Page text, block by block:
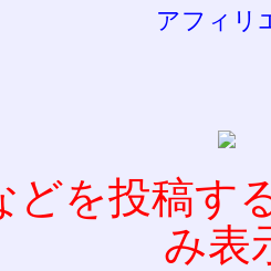
アフィリ
どを投稿す
み表